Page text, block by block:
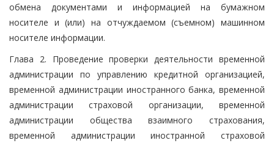
обмена документами и информацией на бумажном
носителе и (или) на отчуждаемом (съемном) машинном
носителе информации.
Глава 2. Проведение проверки деятельности временной
администрации по управлению кредитной организацией,
временной администрации иностранного банка, временной
администрации страховой организации, временной
администрации общества взаимного страхования,
временной администрации иностранной страховой